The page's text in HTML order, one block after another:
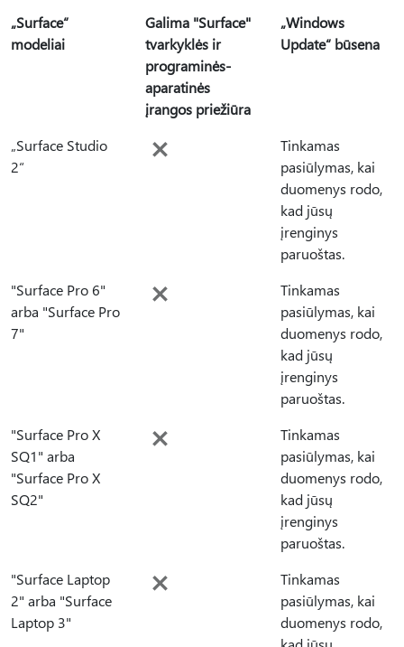
„Surface“
modeliai
Galima "Surface"
tvarkyklės ir
programinės-
aparatinės
įrangos priežiūra
„Windows
Update“ būsena
„Surface Studio
2“
Tinkamas
pasiūlymas, kai
duomenys rodo,
kad jūsų
įrenginys
paruoštas.
"Surface Pro 6"
arba "Surface Pro
7"
Tinkamas
pasiūlymas, kai
duomenys rodo,
kad jūsų
įrenginys
paruoštas.
"Surface Pro X
SQ1" arba
"Surface Pro X
SQ2"
Tinkamas
pasiūlymas, kai
duomenys rodo,
kad jūsų
įrenginys
paruoštas.
"Surface Laptop
2" arba "Surface
Laptop 3"
Tinkamas
pasiūlymas, kai
duomenys rodo,